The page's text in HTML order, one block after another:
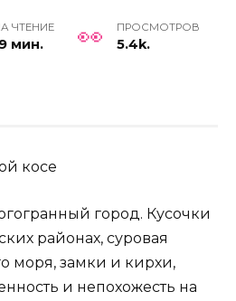
ЧТЕНИЕ
мин.
ПРОСМОТРОВ
5.4k.
город. Кусочки
районах, суровая
моря, замки и кирхи,
и непохожесть на